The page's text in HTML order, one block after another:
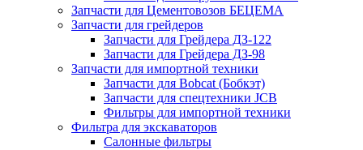
Запчасти для Цементовозов БЕЦЕМА
Запчасти для грейдеров
Запчасти для Грейдера ДЗ-122
Запчасти для Грейдера ДЗ-98
Запчасти для импортной техники
Запчасти для Bobcat (Бобкэт)
Запчасти для спецтехники JCB
Фильтры для импортной техники
Фильтра для экскаваторов
Салонные фильтры